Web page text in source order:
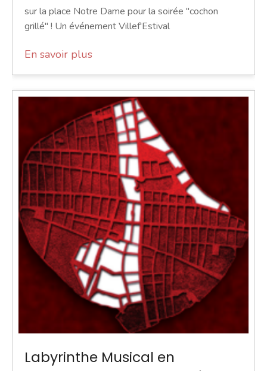
sur la place Notre Dame pour la soirée "cochon
grillé" ! Un événement Villef'Estival
En savoir plus
Labyrinthe Musical en